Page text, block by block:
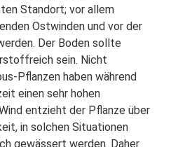
Standort; vor allem
Ostwinden und vor der
Der Boden sollte
sein. Nicht
Pflanzen haben während
einen sehr hohen
entzieht der Pflanze über
in solchen Situationen
gewässert werden. Daher